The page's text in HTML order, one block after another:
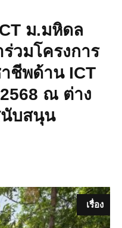
ม.มหิดล
วมโครงการ
ชีพด้าน ICT
ณ ต่าง
นับสนุน
เรื่อง